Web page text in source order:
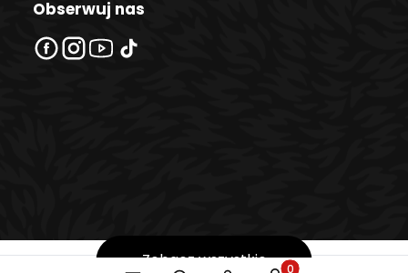
Zobacz wszystkie
Obserwuj nas